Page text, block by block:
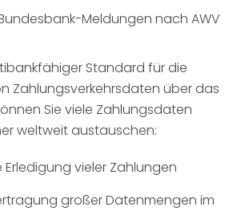
Meldungen nach AWV
Standard für die
Zahlungsverkehrsdaten über das
Sie viele Zahlungsdaten
weltweit austauschen:
Erledigung vieler Zahlungen
großer Datenmengen im